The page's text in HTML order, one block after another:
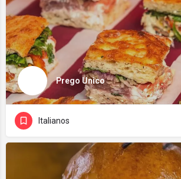
Prego Unico
Italianos